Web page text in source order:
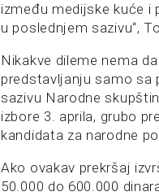
između medijske kuće i
u poslednjem sazivu“,
Nikakve dileme nema
predstavljanju samo sa
sazivu Narodne
izbore 3. aprila, grubo
kandidata za narodne
Ako ovakav prekršaj
50.000 do 600.000